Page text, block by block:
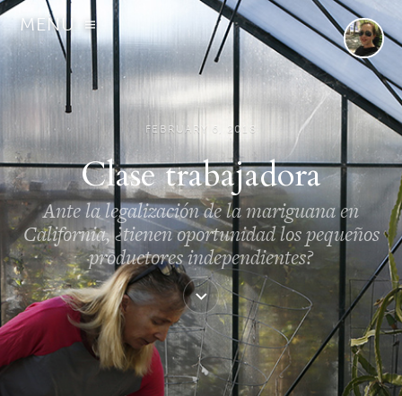
MENU
FEBRUARY 6, 2018
Clase trabajadora
Ante la legalización de la mariguana en
California, ¿tienen oportunidad los pequeños
productores independientes?